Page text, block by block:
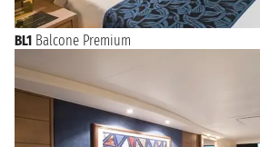
BL1 Balcone Premium